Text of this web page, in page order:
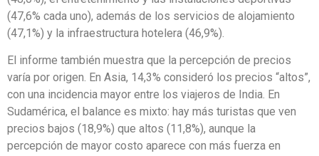
(47,6% cada uno), además de los servicios de alojamiento
(47,1%) y la infraestructura hotelera (46,9%).
El informe también muestra que la percepción de precios
varía por origen. En Asia, 14,3% consideró los precios “altos”,
con una incidencia mayor entre los viajeros de India. En
Sudamérica, el balance es mixto: hay más turistas que ven
precios bajos (18,9%) que altos (11,8%), aunque la
percepción de mayor costo aparece con más fuerza en